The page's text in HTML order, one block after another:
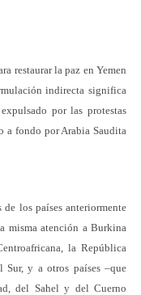
restaurar la paz en Yemen
indirecta significa
por las protestas
a fondo por Arabia Saudita
de los países anteriormente
misma atención a Burkina
la República
Sur, y a otros países –que
del Sahel y del Cuerno